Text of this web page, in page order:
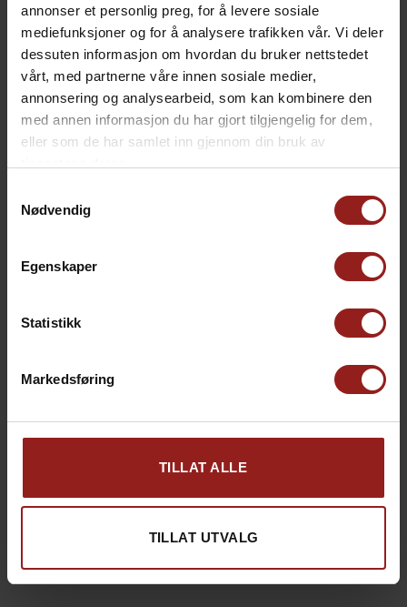
annonser et personlig preg, for å levere sosiale
mediefunksjoner og for å analysere trafikken vår. Vi deler
dessuten informasjon om hvordan du bruker nettstedet
vårt, med partnerne våre innen sosiale medier,
annonsering og analysearbeid, som kan kombinere den
med annen informasjon du har gjort tilgjengelig for dem,
eller som de har samlet inn gjennom din bruk av
Nødvendig
Egenskaper
Statistikk
Markedsføring
TILLAT ALLE
TILLAT UTVALG
2.748,00
0,00
2.748,00
BESKRIVELSE